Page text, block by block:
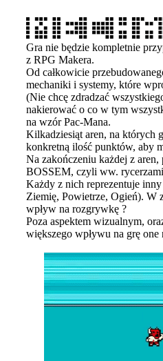
Gra nie będzie kompletnie
z RPG Makera.
Od całkowicie
mechaniki i systemy, które
(Nie chcę zdradzać
nakierować o co w tym
na wzór Pac-Mana.
Kilkadziesiąt aren, na których
konkretną ilość punktów, aby
Na zakończeniu każdej z
BOSSEM, czyli ww.
Każdy z nich reprezentuje
Ziemię, Powietrze, Ogień). W
wpływ na rozgrywkę ?
Poza aspektem wizualnym,
większego wpływu na grę one